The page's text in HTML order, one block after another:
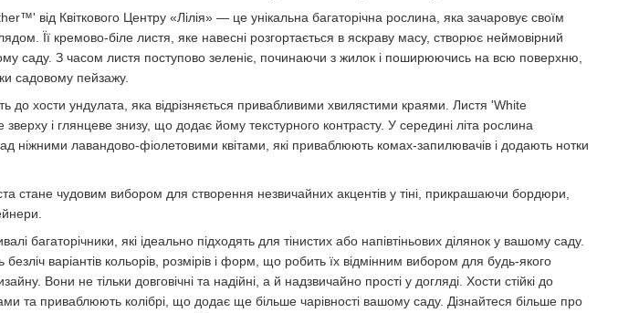
від Квіткового Центру «Лілія» — це унікальна багаторічна рослина, яка зачаровує своїм
Її кремово-біле листя, яке навесні розгортається в яскраву масу, створює неймовірний
саду. З часом листя поступово зеленіє, починаючи з жилок і поширюючись на всю поверхню,
садовому пейзажу.
до хости ундулата, яка відрізняється привабливими хвилястими краями. Листя 'White
і глянцеве знизу, що додає йому текстурного контрасту. У середині літа рослина
ніжними лавандово-фіолетовими квітами, які приваблюють комах-запилювачів і додають нотки
стане чудовим вибором для створення незвичайних акцентів у тіні, прикрашаючи бордюри,
багаторічники, які ідеально підходять для тінистих або напівтіньових ділянок у вашому саду.
варіантів кольорів, розмірів і форм, що робить їх відмінним вибором для будь-якого
Вони не тільки довговічні та надійні, а й надзвичайно прості у догляді. Хости стійкі до
та приваблюють колібрі, що додає ще більше чарівності вашому саду. Дізнайтеся більше про